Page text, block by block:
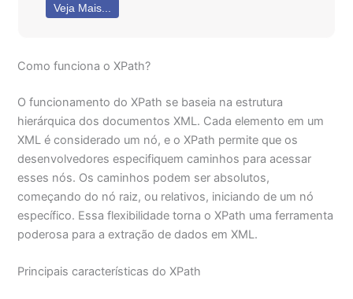
Veja Mais...
Como funciona o XPath?
O funcionamento do XPath se baseia na estrutura
hierárquica dos documentos XML. Cada elemento em um
XML é considerado um nó, e o XPath permite que os
desenvolvedores especifiquem caminhos para acessar
esses nós. Os caminhos podem ser absolutos,
começando do nó raiz, ou relativos, iniciando de um nó
específico. Essa flexibilidade torna o XPath uma ferramenta
poderosa para a extração de dados em XML.
Principais características do XPath